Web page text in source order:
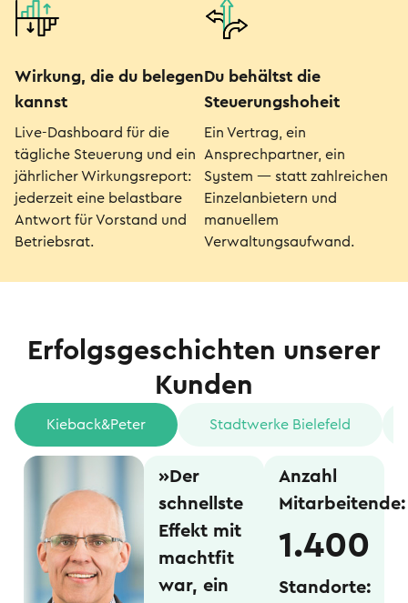
Wirkung, die du belegen
kannst
Live-Dashboard für die
tägliche Steuerung und ein
jährlicher Wirkungsreport:
jederzeit eine belastbare
Antwort für Vorstand und
Betriebsrat.
Du behältst die
Steuerungshoheit
Ein Vertrag, ein
Ansprechpartner, ein
System — statt zahlreichen
Einzelanbietern und
manuellem
Verwaltungsaufwand.
Erfolgsgeschichten unserer
Kunden
Kieback&Peter Stadtwerke Bielefeld
»Der
schnellste
Effekt mit
machtfit
war, ein
Anzahl
Mitarbeitende:
1.400
Standorte: